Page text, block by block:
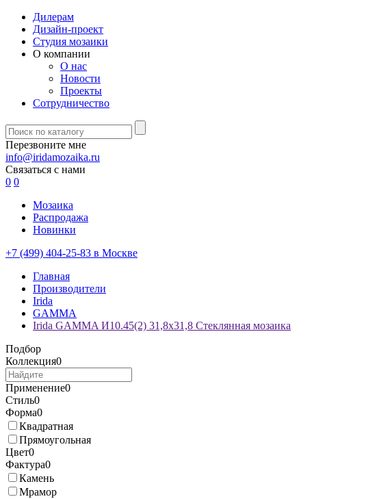
Дилерам
Дизайн-проект
Студия мозаики
О компании
О нас
Новости
Проекты
Сотрудничество
Перезвоните мне
info@iridamozaika.ru
Связаться с нами
0 0
Мозаика
Распродажа
Новинки
+7 (499) 404-25-83 в Москве
Главная
Производители
Irida
GAMMA
Irida GAMMA И10.45(2) 31,8x31,8 Стеклянная мозаика
Подбор
Коллекция0
Применение0
Стиль0
Форма0
Квадратная
Прямоугольная
Цвет0
Фактура0
Камень
Мрамор